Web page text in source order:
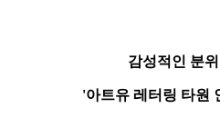
감성적인 분
'아트유 레터링 타원